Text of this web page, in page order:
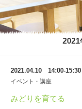
2021
みどりを育てる
2021.04.10 14:00-15:30
イベント・講座